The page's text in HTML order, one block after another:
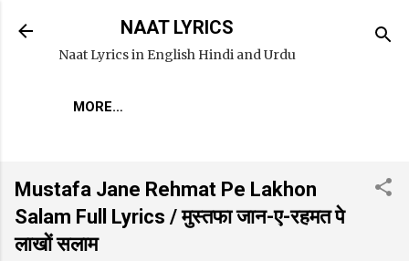
Skip to main content
NAAT LYRICS
Naat Lyrics in English Hindi and Urdu
MORE…
Mustafa Jane Rehmat Pe Lakhon
Salam Full Lyrics / मुस्तफा जान-ए-रहमत पे
लाखों सलाम